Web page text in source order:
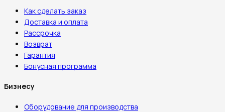
Как сделать заказ
Доставка и оплата
Рассрочка
Возврат
Гарантия
Бонусная программа
Бизнесу
Оборудование для производства